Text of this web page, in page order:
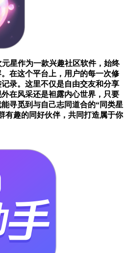
元星作为一款兴趣社区软件，始终
在这个平台上，用户的每一次修
录。这里不仅是自由交友和分享
在风采还是袒露内心世界，只要
寻觅到与自己志同道合的“同类星
有趣的同好伙伴，共同打造属于你